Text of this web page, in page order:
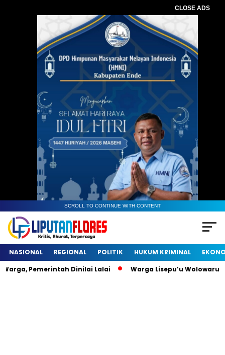
CLOSE ADS
SCROLL TO CONTINUE WITH CONTENT
NASIONAL REGIONAL POLITIK HUKUM KRIMINAL
Pemerintah Dinilai Lalai
Warga Lisepu’u Wolowaru